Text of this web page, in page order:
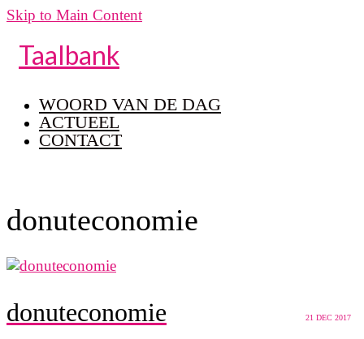
Skip to Main Content
Taalbank
WOORD VAN DE DAG
ACTUEEL
CONTACT
donuteconomie
21 DEC 2017
donuteconomie